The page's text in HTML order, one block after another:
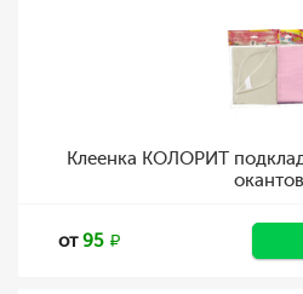
Клеенка КОЛОРИТ
от95